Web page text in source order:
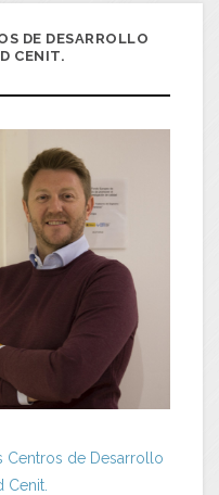
DE DESARROLLO
CENIT.
Centros de Desarrollo
Cenit.